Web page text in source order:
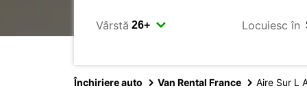
Vârstă Locuiesc în
Închiriere auto Van Rental France Aire Sur L